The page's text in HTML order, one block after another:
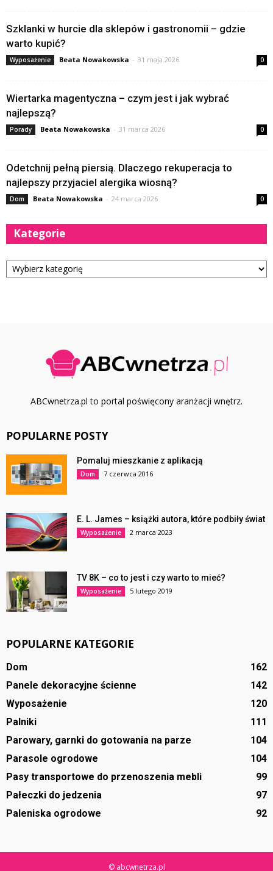
Szklanki w hurcie dla sklepów i gastronomii – gdzie
warto kupić?
Wyposażenie Beata Nowakowska - 31 maja 2026 0
Wiertarka magentyczna – czym jest i jak wybrać
najlepszą?
Porady Beata Nowakowska - 31 marca 2026 0
Odetchnij pełną piersią. Dlaczego rekuperacja to
najlepszy przyjaciel alergika wiosną?
Dom Beata Nowakowska - 24 marca 2026 0
Kategorie
Kategorie
ABCwnetrza.pl to portal poświęcony aranżacji wnętrz.
POPULARNE POSTY
Pomaluj mieszkanie z aplikacją
Dom 7 czerwca 2016
E. L. James – książki autora, które podbiły świat
Wyposażenie 2 marca 2023
TV 8K – co to jest i czy warto to mieć?
Wyposażenie 5 lutego 2019
POPULARNE KATEGORIE
Dom
162
Panele dekoracyjne ścienne
142
Wyposażenie
120
Palniki
111
Parowary, garnki do gotowania na parze
104
Parasole ogrodowe
104
Pasy transportowe do przenoszenia mebli
99
Pałeczki do jedzenia
97
Paleniska ogrodowe
92
© abcwnetrza.pl